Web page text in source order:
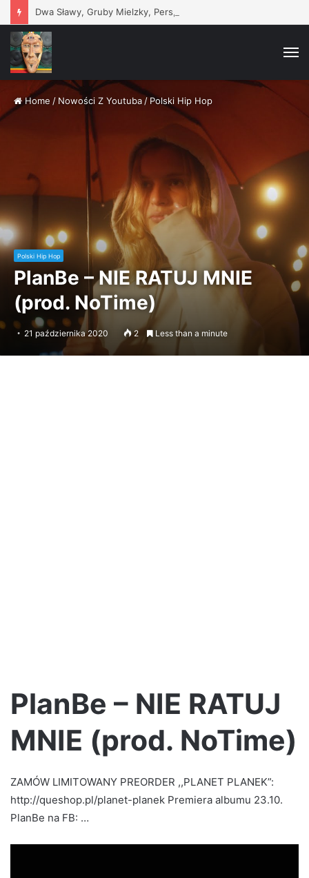
Home / Nowości Z Youtuba /Polski Hip Hop
Polski Hip Hop
PlanBe – NIE RATUJ MNIE
(prod. NoTime)
21 października 2020 2 Less than a minute
PlanBe – NIE RATUJ
MNIE (prod. NoTime)
ZAMÓW LIMITOWANY PREORDER ,,PLANET PLANEK”:
http://queshop.pl/planet-planek Premiera albumu 23.10.
PlanBe na FB: …